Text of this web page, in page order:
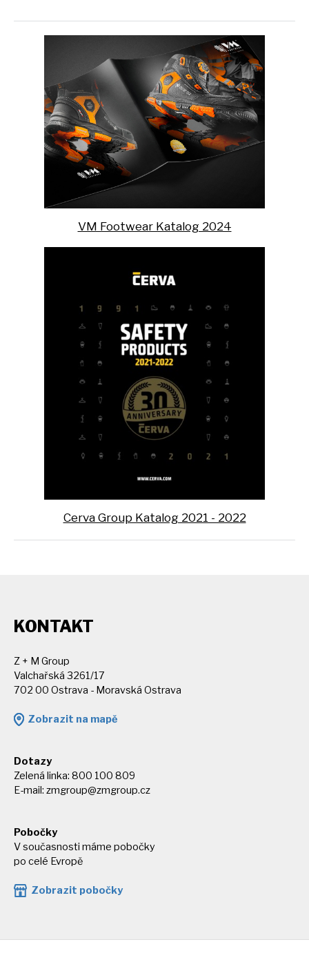
VM Footwear Katalog 2024
Cerva Group Katalog 2021 - 2022
KONTAKT
Z + M Group
Valchařská 3261/17
702 00 Ostrava - Moravská Ostrava
Zobrazit na mapě
Dotazy
Zelená linka: 800 100 809
E-mail: zmgroup@zmgroup.cz
Pobočky
V současnosti máme pobočky
po celé Evropě
Zobrazit pobočky